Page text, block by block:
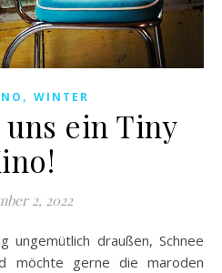
, WINTER
ein Tiny
2, 2022
möchte gerne die maroden